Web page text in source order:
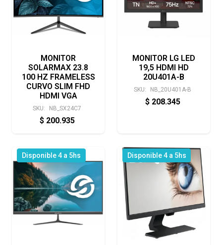
MONITOR
SOLARMAX 23.8
100 HZ FRAMELESS
CURVO SLIM FHD
HDMI VGA
SKU: NB_SX24C7
$ 200.935
MONITOR LG LED
19,5 HDMI HD
20U401A-B
SKU: NB_20U401A-B
$ 208.345
Disponible 4 a 5hs Disponible 4 a 5hs